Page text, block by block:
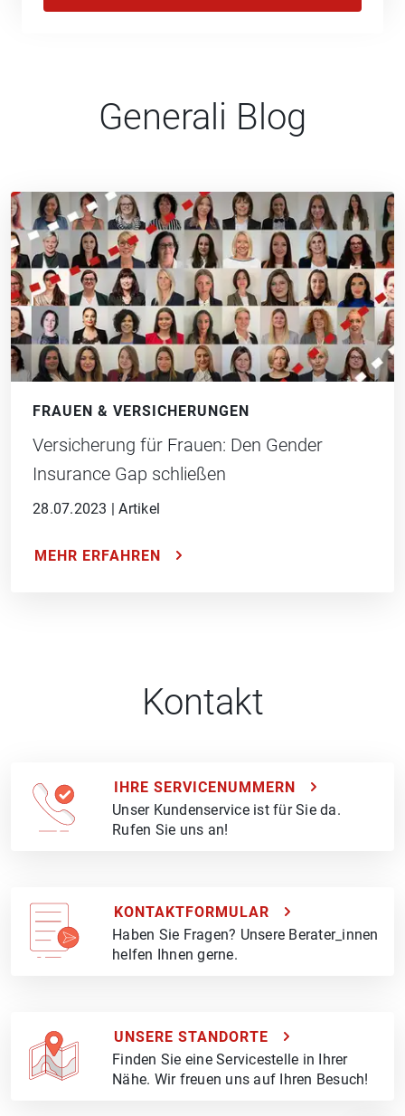
Generali Blog
FRAUEN & VERSICHERUNGEN
Versicherung für Frauen: Den Gender
Insurance Gap schließen
28.07.2023 |Artikel
MEHR ERFAHREN
Kontakt
IHRE SERVICENUMMERN
Unser Kundenservice ist für Sie da.
Rufen Sie uns an!
KONTAKTFORMULAR
Haben Sie Fragen? Unsere Berater_innen
helfen Ihnen gerne.
UNSERE STANDORTE
Finden Sie eine Servicestelle in Ihrer
Nähe. Wir freuen uns auf Ihren Besuch!